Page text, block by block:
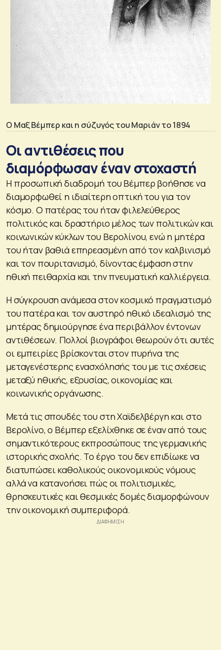
Ο Μαξ Βέμπερ και η σύζυγός του Μαριάν το 1894
Οι αντιθέσεις που
διαμόρφωσαν έναν στοχαστή
Η προσωπική διαδρομή του Βέμπερ βοήθησε να
διαμορφωθεί η ιδιαίτερη οπτική του για τον
κόσμο. Ο πατέρας του ήταν φιλελεύθερος
πολιτικός και δραστήριο μέλος των πολιτικών και
κοινωνικών κύκλων του Βερολίνου, ενώ η μητέρα
του ήταν βαθιά επηρεασμένη από τον καλβινισμό
και τον πουριτανισμό, δίνοντας έμφαση στην
ηθική πειθαρχία και την πνευματική καλλιέργεια.
Η σύγκρουση ανάμεσα στον κοσμικό πραγματισμό
του πατέρα και τον αυστηρό ηθικό ιδεαλισμό της
μητέρας δημιούργησε ένα περιβάλλον έντονων
αντιθέσεων. Πολλοί βιογράφοι θεωρούν ότι αυτές
οι εμπειρίες βρίσκονται στον πυρήνα της
μεταγενέστερης ενασχόλησής του με τις σχέσεις
μεταξύ ηθικής, εξουσίας, οικονομίας και
κοινωνικής οργάνωσης.
Μετά τις σπουδές του στη Χαϊδελβέργη και στο
Βερολίνο, ο Βέμπερ εξελίχθηκε σε έναν από τους
σημαντικότερους εκπροσώπους της γερμανικής
ιστορικής σχολής. Το έργο του δεν επιδίωκε να
διατυπώσει καθολικούς οικονομικούς νόμους
αλλά να κατανοήσει πώς οι πολιτισμικές,
θρησκευτικές και θεσμικές δομές διαμορφώνουν
την οικονομική συμπεριφορά.